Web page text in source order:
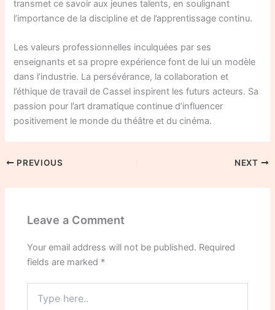
transmet ce savoir aux jeunes talents, en soulignant
l’importance de la discipline et de l’apprentissage continu.
Les valeurs professionnelles inculquées par ses
enseignants et sa propre expérience font de lui un modèle
dans l’industrie. La persévérance, la collaboration et
l’éthique de travail de Cassel inspirent les futurs acteurs. Sa
passion pour l’art dramatique continue d’influencer
positivement le monde du théâtre et du cinéma.
PREVIOUS NEXT
Leave a Comment
Your email address will not be published. Required
fields are marked *
here..